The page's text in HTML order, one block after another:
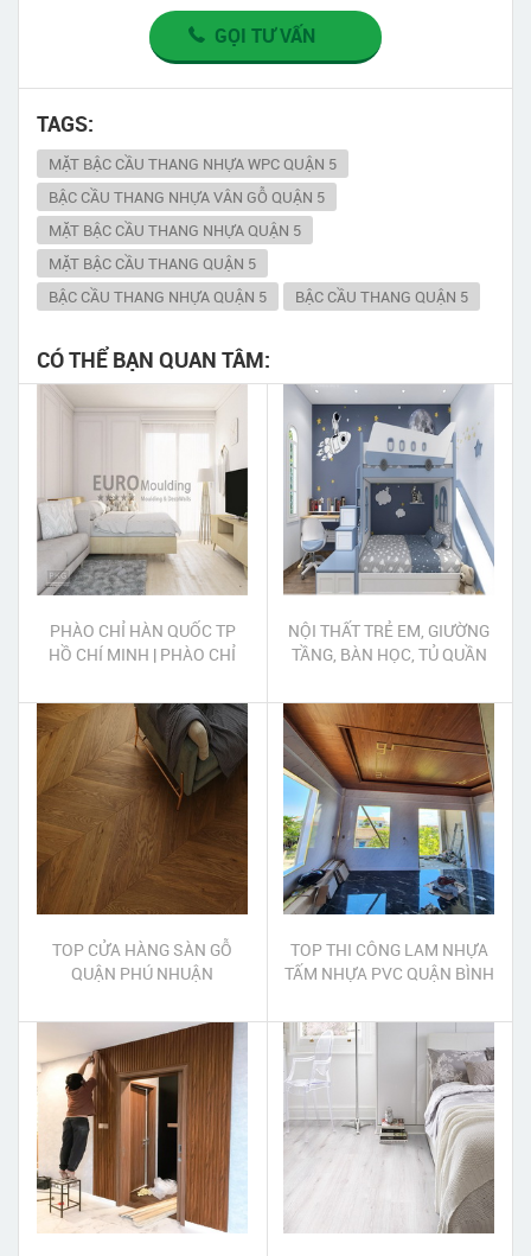
GỌI TƯ VẤN
TAGS:
MẶT BẬC CẦU THANG NHỰA WPC QUẬN 5
BẬC CẦU THANG NHỰA VÂN GỖ QUẬN 5
MẶT BẬC CẦU THANG NHỰA QUẬN 5
MẶT BẬC CẦU THANG QUẬN 5
BẬC CẦU THANG NHỰA QUẬN 5
BẬC CẦU THANG QUẬN 5
CÓ THỂ BẠN QUAN TÂM:
PHÀO CHỈ HÀN QUỐC TP
HỒ CHÍ MINH | PHÀO CHỈ
CHÍ MINH
NỘI THẤT TRẺ EM, GIƯỜNG
TẦNG, BÀN HỌC, TỦ QUẦN
TOP CỬA HÀNG SÀN GỖ
QUẬN PHÚ NHUẬN
TOP THI CÔNG LAM NHỰA
TẤM NHỰA PVC QUẬN BÌNH